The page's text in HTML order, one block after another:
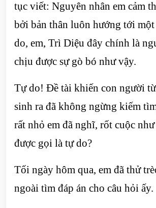
tục viết: Nguyên nhân em cảm
bởi bản thân luôn hướng tới
do, em, Trì Diệu đây chính là
chịu được sự gò bó như vậy.
Tự do! Đề tài khiến con người
sinh ra đã không ngừng kiếm
rất nhỏ em đã nghĩ, rốt cuộc
được gọi là tự do?
Tối ngày hôm qua, em đã thử
ngoài tìm đáp án cho câu hỏi ấy.